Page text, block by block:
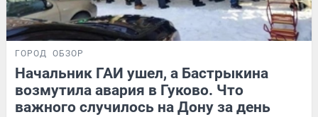
ГОРОД ОБЗОР
Начальник ГАИ ушел, а Бастрыкина
возмутила авария в Гуково. Что
важного случилось на Дону за день